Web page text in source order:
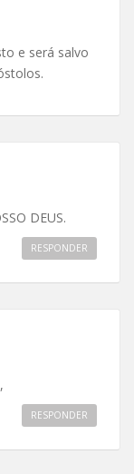
e será salvo
DEUS.
RESPONDER
RESPONDER